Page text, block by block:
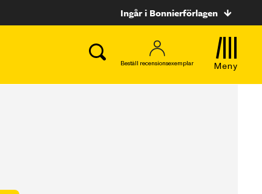
Ingår i Bonnierförlagen
Beställ recensionsexemplar Meny